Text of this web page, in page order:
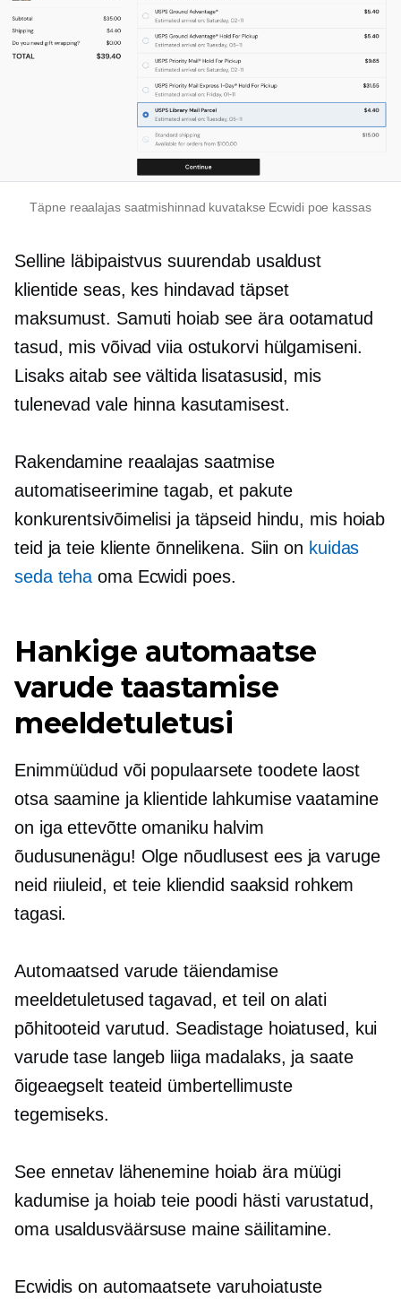
Täpne reaalajassaatmishinnad kuvatakse Ecwidi poe kassas
Selline läbipaistvus suurendab usaldust
klientide seas, kes hindavad täpset
maksumust. Samuti hoiab see ära ootamatud
tasud, mis võivad viia ostukorvi hülgamiseni.
Lisaks aitab see vältida lisatasusid, mis
tulenevad vale hinna kasutamisest.
Rakendamine reaalajassaatmise
automatiseerimine tagab, et pakute
konkurentsivõimelisi ja täpseid hindu, mis hoiab
teid ja teie kliente õnnelikena. Siin on kuidas
seda teha oma Ecwidi poes.
Hankige automaatse
varude taastamise
meeldetuletusi
Enimmüüdud või populaarsete toodete laost
otsa saamine ja klientide lahkumise vaatamine
on iga ettevõtte omaniku halvim
õudusunenägu! Olge nõudlusest ees ja varuge
neid riiuleid, et teie kliendid saaksid rohkem
tagasi.
Automaatsed varude täiendamise
meeldetuletused tagavad, et teil on alati
põhitooteid varutud. Seadistage hoiatused, kui
varude tase langeb liiga madalaks, ja saate
õigeaegselt teateid ümbertellimuste
tegemiseks.
See ennetav lähenemine hoiab ära müügi
kadumise ja hoiab teie poodi hästi varustatud,
oma usaldusväärsuse maine säilitamine.
Ecwidis on automaatsete varuhoiatuste